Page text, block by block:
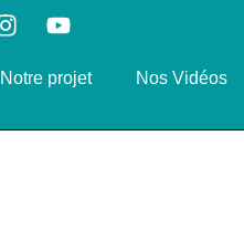
Notre projet Nos Vidéos